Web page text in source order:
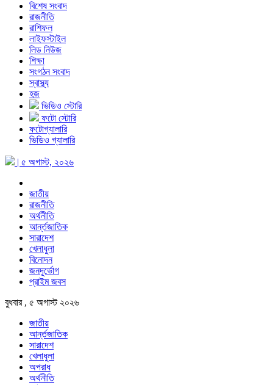
বিশেষ সংবাদ
রাজনীতি
রাশিফল
লাইফস্টাইল
লিড নিউজ
শিক্ষা
সংগঠন সংবাদ
স্বাস্থ্য
হজ
ভিডিও স্টোরি
ফটো স্টোরি
ফটোগ্যালারি
ভিডিও গ্যালারি
| ৫ অগাস্ট, ২০২৬
জাতীয়
রাজনীতি
অর্থনীতি
আর্ন্তজাতিক
সারাদেশ
খেলাধুলা
বিনোদন
জনদূর্ভোগ
প্রাইম জবস
বুধবার , ৫ অগাস্ট ২০২৬
জাতীয়
আর্ন্তজাতিক
সারাদেশ
খেলাধুলা
অপরাধ
অর্থনীতি